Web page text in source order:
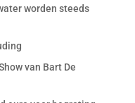
worden steeds
van Bart De